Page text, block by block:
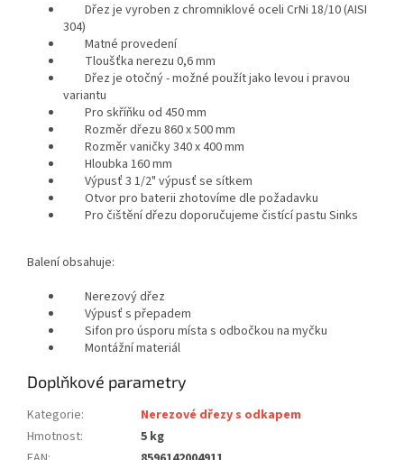
Dřez je vyroben z chromniklové oceli CrNi 18/10 (AISI
304)
Matné provedení
Tloušťka nerezu 0,6 mm
Dřez je otočný - možné použít jako levou i pravou
variantu
Pro skříňku od 450 mm
Rozměr dřezu 860 x 500 mm
Rozměr vaničky 340 x 400 mm
Hloubka 160 mm
Výpusť 3 1/2" výpusť se sítkem
Otvor pro baterii zhotovíme dle požadavku
Pro čištění dřezu doporučujeme čistící pastu Sinks
Balení obsahuje:
Nerezový dřez
Výpusť s přepadem
Sifon pro úsporu místa s odbočkou na myčku
Montážní materiál
Doplňkové parametry
Kategorie:
Nerezové dřezy s odkapem
Hmotnost:
5 kg